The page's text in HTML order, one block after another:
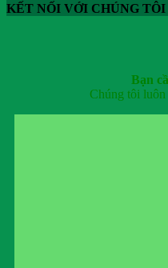
KẾT NỐI VỚI CHÚNG TÔI
Bạn
Chúng tôi luôn